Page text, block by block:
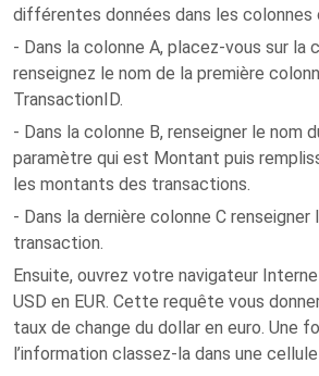
différentes données dans les colonnes
- Dans la colonne A, placez-vous sur la
renseignez le nom de la première
TransactionID.
- Dans la colonne B, renseigner le nom
paramètre qui est Montant puis
les montants des transactions.
- Dans la dernière colonne C renseigner
transaction.
Ensuite, ouvrez votre navigateur
USD en EUR. Cette requête vous
taux de change du dollar en euro. Une
l’information classez-la dans une